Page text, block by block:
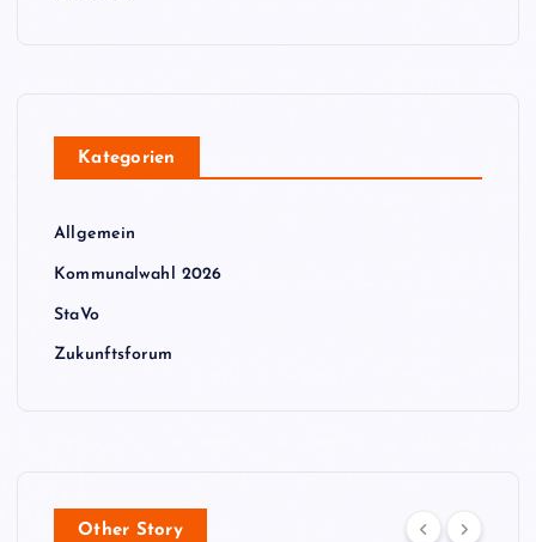
Kategorien
Allgemein
Kommunalwahl 2026
StaVo
Zukunftsforum
Other Story